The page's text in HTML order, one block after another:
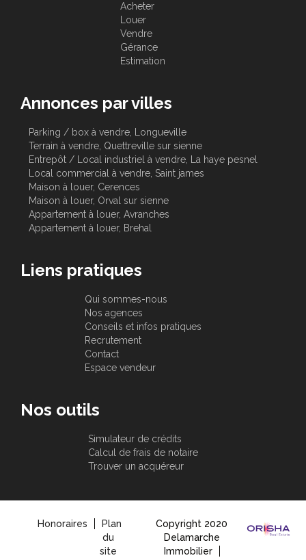
Acheter
Louer
Vendre
Gérance
Estimation
Annonces par villes
Parking / box à vendre, Longueville
Terrain à vendre, Quettreville sur sienne
Entrepôt / Local industriel à vendre, La haye pesnel
Local commercial à vendre, Saint james
Maison à louer, Cerences
Maison à louer, Orval sur sienne
Appartement à louer, Avranches
Appartement à louer, Brehal
Liens pratiques
Qui sommes-nous
Nos agences
Conseils et infos pratiques
Recrutement
Contact
Espace vendeur
Nos outils
Simulateur de crédits
Calcul de frais de notaire
Trouver un acquéreur
Honoraires
Plan
du
site
Copyright 2020
Delamarche
Immobilier